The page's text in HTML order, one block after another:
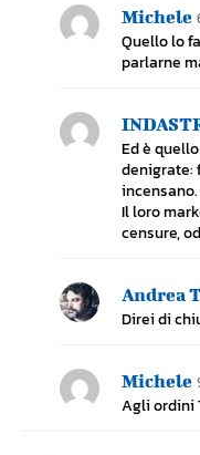
Michele
Quello lo
parlarne
Ed è
denigrate:
incensano.
Il loro
censure,
Andrea
Direi di
Michele
Agli ordini